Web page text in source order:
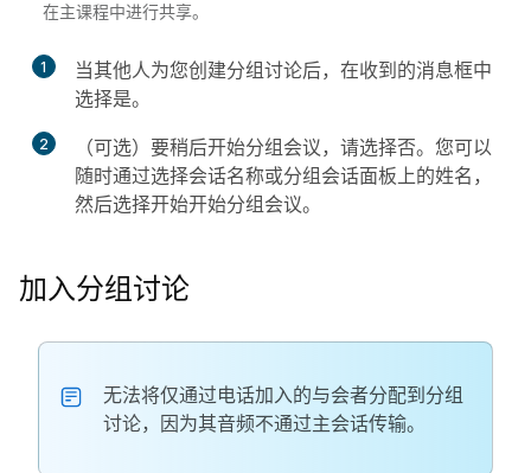
在主课程中进行共享。
1
当其他人为您创建分组讨论后，在收到的消息框中
选择是。
2 （可选）要稍后开始分组会议，请选择否。您可以
随时通过选择会话名称或分组会话面板上的姓名，
然后选择开始开始分组会议。
加入分组讨论
无法将仅通过电话加入的与会者分配到分组
讨论，因为其音频不通过主会话传输。